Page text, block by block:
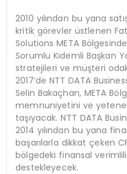
2010 yılından bu yana
kritik görevler üstlenen
Solutions META
Sorumlu Kıdemli Başkan
stratejileri ve müşteri
2017’de NTT DATA
Selin Bakaçhan, META
memnuniyetini ve
taşıyacak. NTT DATA
2014 yılından bu yana
başarılarla dikkat çeken
bölgedeki finansal
destekleyecek.